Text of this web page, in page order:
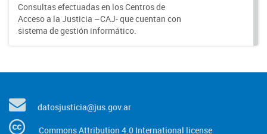
Consultas efectuadas en los Centros de
Acceso a la Justicia –CAJ- que cuentan con
sistema de gestión informático.
datosjusticia@jus.gov.ar
Commons Attribution 4.0 International license